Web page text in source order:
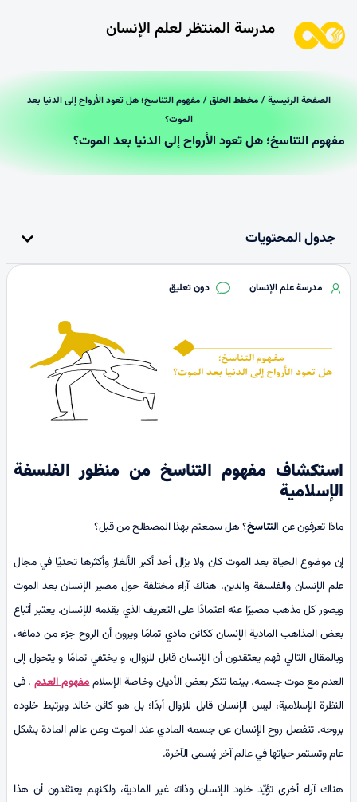
مدرسة المنتظر لعلم الإنسان
الصفحة الرئیسیة/ مخطط الخلق/ مفهوم التناسخ؛ هل تعود الأرواح إلى الدنيا بعد
الموت؟
مفهوم التناسخ؛ هل تعود الأرواح إلى الدنيا بعد الموت؟
جدول المحتويات
مدرسة علم الإنسان دون تعليق
استكشاف مفهوم التناسخ من منظور الفلسفة
الإسلامية
ماذا تعرفون عن التناسخ؟ هل سمعتم بهذا المصطلح من قبل؟
إن موضوع الحياة بعد الموت كان ولا يزال أحد أكبر الألغاز وأكثرها تحديًا في مجال
علم الإنسان والفلسفة والدين. هناك آراء مختلفة حول مصير الإنسان بعد الموت
ويصور كل مذهب مصيرًا عنه اعتمادًا على التعريف الذي يقدمه للإنسان. يعتبر أتباع
بعض المذاهب المادية الإنسان ككائن مادي تمامًا ويرون أن الروح جزء من دماغه،
وبالمقال التالي فهم يعتقدون أن الإنسان قابل للزوال، و يختفي تمامًا و يتحول إلى
العدم مع موت جسمه. بينما تنكر بعض الأديان وخاصة الإسلاممفهوم العدم . فی
النظرة الإسلامية، ليس الإنسان قابل للزوال أبدًا؛ بل هو كائن خالد ويرتبط خلوده
بروحه. تنفصل روح الإنسان عن جسمه المادي عند الموت وعن عالم المادة بشكل
عام وتستمر حياتها في عالم آخر يُسمى الآخرة.
هناك آراء أخرى تؤيّد خلود الإنسان وذاته غير المادية، ولكنهم يعتقدون أن هذا